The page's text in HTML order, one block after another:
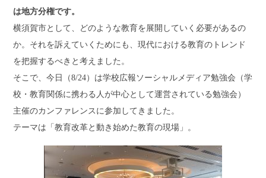
は地方分権です。
横須賀市として、どのような教育を展開していく必要があるの
か。それを訴えていくためにも、現代における教育のトレンド
を把握するべきと考えました。
そこで、今日（8/24）は学校広報ソーシャルメディア勉強会（学
校・教育関係に携わる人が中心として運営されている勉強会）
主催のカンファレンスに参加してきました。
テーマは「教育改革と動き始めた教育の現場」。